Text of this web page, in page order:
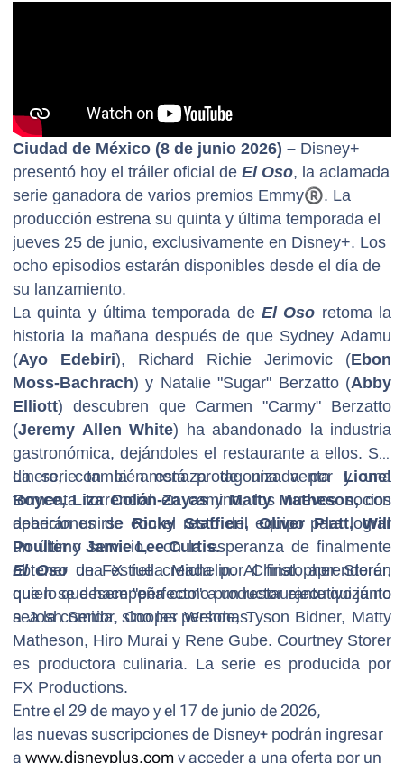
Ciudad de México (8 de junio 2026) – Disney+
presentó hoy el tráiler oficial de El Oso, la aclamada
serie ganadora de varios premios Emmy®. La
producción estrena su quinta y última temporada el
jueves 25 de junio, exclusivamente en Disney+. Los
ocho episodios estarán disponibles desde el día de
su lanzamiento.
La quinta y última temporada de El Oso retoma la
historia la mañana después de que Sydney Adamu
(Ayo Edebiri), Richard Richie Jerimovic (Ebon
Moss-Bachrach) y Natalie "Sugar" Berzatto (Abby
Elliott) descubren que Carmen "Carmy" Berzatto
(Jeremy Allen White) ha abandonado la industria
gastronómica, dejándoles el restaurante a ellos. Sin
dinero, con la amenaza de una venta y una
tormenta torrencial en camino, los nuevos socios
deberán unirse con el resto del equipo para lograr
un último servicio, con la esperanza de finalmente
obtener una estrella Michelin. Al final, aprenderán
que lo que hace "perfecto" a un restaurante quizá no
sea la comida, sino las personas.
La serie también está protagonizada por Lionel
Boyce, Liza Colón-ZayasyMatty Matheson,con
apariciones deRicky Staffieri, Oliver Platt, Will
Poultery Jamie Lee Curtis.
El Oso de FX fue creada por Christopher Storer,
quien se desempeña como productor ejecutivo junto
a Josh Senior, Cooper Wehde, Tyson Bidner, Matty
Matheson, Hiro Murai y Rene Gube. Courtney Storer
es productora culinaria. La serie es producida por
FX Productions.
Entre el 29 de mayo y el 17 de junio de 2026,
las nuevas suscripciones de Disney+ podrán ingresar
a www.disneyplus.com y acceder a una oferta por un